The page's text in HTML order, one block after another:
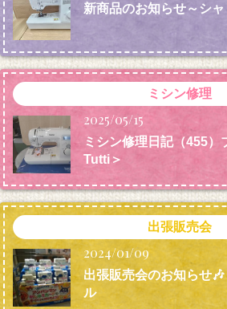
新商品のお知らせ～シャ
ミシン修理
2025/05/15
ミシン修理日記（455）
Tutti＞
出張販売会
2024/01/09
出張販売会のお知らせ
ル